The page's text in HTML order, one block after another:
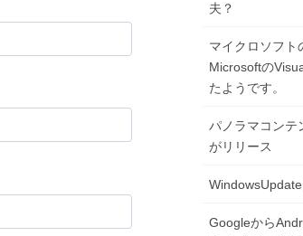
夫？
マイクロソフト
Microsoftの
たようです。
パノラマコンテ
がリリース
Googleから